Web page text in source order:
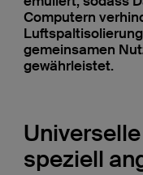
Computern
gemeinsamen
gewährleistet.
speziell